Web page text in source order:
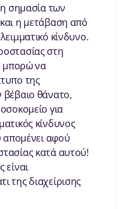
η σημασία των
η μετάβαση από
κίνδυνο.
στη
μπορώ να
της
θάνατο,
για
κίνδυνος
απομένει αφού
κατά αυτού!
είναι
της διαχείρισης